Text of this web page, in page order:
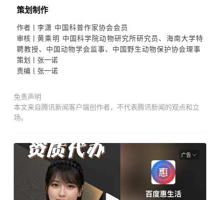
策划制作
作者丨 李潇 中国科普作家协会会员
审核丨黄乘明 中国科学院动物研究所研究员、海南大学特
聘教授、中国动物学会监事、中国野生动物保护协会理事
策划丨张一诺
责编丨张一诺
免责声明
本文来自腾讯新闻客户端创作者，不代表腾讯新闻的观点和立
场。
广告